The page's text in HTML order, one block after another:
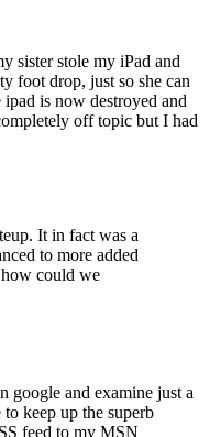
sister stole my iPad and
foot drop, just so she can
is now destroyed and
off topic but I had
It in fact was a
to more added
could we
google and examine just a
keep up the superb
feed to my MSN